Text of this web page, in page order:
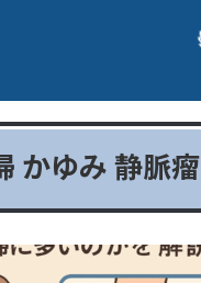
かゆみ 静脈瘤